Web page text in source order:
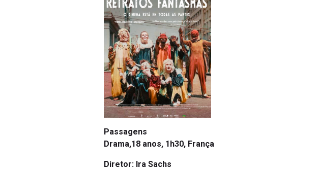
Passagens
Drama,18 anos, 1h30, França
Diretor: Ira Sachs